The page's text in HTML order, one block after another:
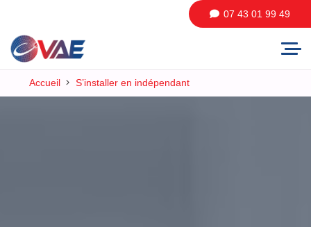
07 43 01 99 49
Accueil S’installer en indépendant